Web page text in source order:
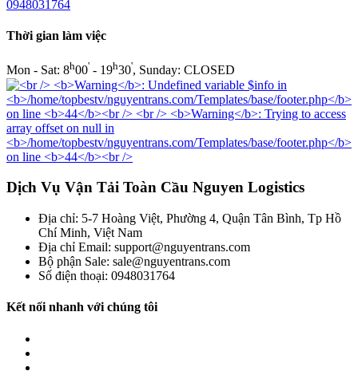
0948031764
Thời gian làm việc
Mon - Sat: 8h00' - 19h30', Sunday: CLOSED
Dịch Vụ Vận Tải Toàn Cầu Nguyen Logistics
Địa chỉ: 5-7 Hoàng Việt, Phường 4, Quận Tân Bình, Tp Hồ
Chí Minh, Việt Nam
Địa chỉ Email: support@nguyentrans.com
Bộ phận Sale: sale@nguyentrans.com
Số điện thoại: 0948031764
Kết nối nhanh với chúng tôi